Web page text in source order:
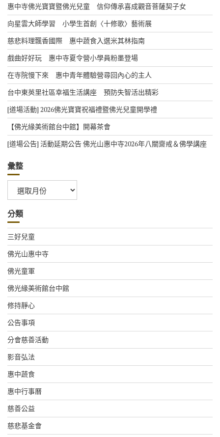
惠中寺佛光寶寶暨佛光兒童 信仰傳承喜成觀音菩薩契子女
向星雲大師學習 小學生首創〈十修歌〉藝術展
慈悲料理飄香國際 惠中蔬食入選米其林指南
戲曲好好玩 惠中寺夏令營小學員粉墨登場
在寺院慢下來 惠中青年體驗營尋回內心的主人
台中東英里社區幸福生活講座 預防失智活出精彩
[道場活動] 2026佛光寶寶祝福禮暨佛光兒童開學禮
【佛光緣美術館台中館】開幕茶會
[道場公告] 活動延期公告 佛光山惠中寺2026年八關齋戒＆佛學講座
彙整
分類
三好兒童
佛光山惠中寺
佛光童軍
佛光緣美術館台中館
修持靜心
公告事項
分會慈善活動
影音弘法
惠中蔬食
惠中行事曆
慈善公益
慈悲基金會